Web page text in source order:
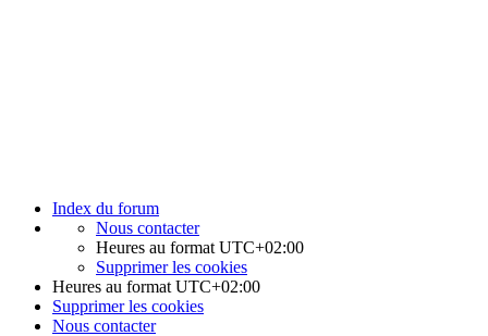
Index du forum
Nous contacter
Heures au format UTC+02:00
Supprimer les cookies
Heures au format UTC+02:00
Supprimer les cookies
Nous contacter